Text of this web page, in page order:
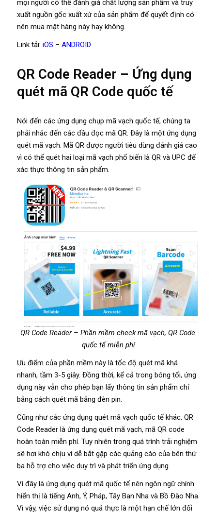
mọi người có thể đánh giá chất lượng sản phẩm và truy
xuất nguồn gốc xuất xứ của sản phẩm để quyết định có
nên mua mặt hàng này hay không.
Link tải: iOS – ANDROID
QR Code Reader – Ứng dụng
quét mã QR Code quốc tế
Nói đến các ứng dụng chụp mã vạch quốc tế, chúng ta
phải nhắc đến các đầu đọc mã QR. Đây là một ứng dụng
quét mã vạch. Mã QR được người tiêu dùng đánh giá cao
vì có thể quét hai loại mã vạch phổ biến là QR và UPC để
xác thực thông tin sản phẩm.
QR Code Reader – Phần mềm check mã vạch, QR Code
quốc tế miễn phí
Ưu điểm của phần mềm này là tốc độ quét mã khá
nhanh, tầm 3-5 giây. Đồng thời, kể cả trong bóng tối, ứng
dụng này vẫn cho phép bạn lấy thông tin sản phẩm chỉ
bằng cách quét mã bằng đèn pin.
Cũng như các ứng dụng quét mã vạch quốc tế khác, QR
Code Reader là ứng dụng quét mã vạch, mã QR code
hoàn toàn miễn phí. Tuy nhiên trong quá trình trải nghiệm
sẽ hơi khó chịu vì dễ bắt gặp các quảng cáo của bên thứ
ba hỗ trợ cho việc duy trì và phát triển ứng dụng.
Vì đây là ứng dụng quét mã quốc tế nên ngôn ngữ chính
hiển thị là tiếng Anh, Ý, Pháp, Tây Ban Nha và Bồ Đào Nha.
Vì vậy, việc sử dụng nó quả thực là một hạn chế lớn đối